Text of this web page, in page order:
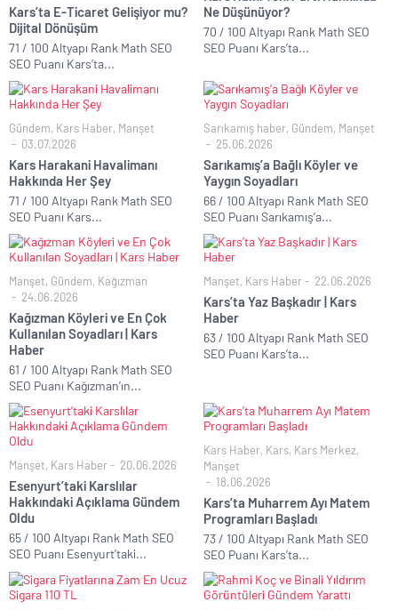
Kars’ta E-Ticaret Gelişiyor mu?
Dijital Dönüşüm
71 / 100 Altyapı Rank Math SEO
SEO Puanı Kars’ta...
Ne Düşünüyor?
70 / 100 Altyapı Rank Math SEO
SEO Puanı Kars’ta...
Gündem, Kars Haber, Manşet
03.07.2026
Kars Harakani Havalimanı
Hakkında Her Şey
71 / 100 Altyapı Rank Math SEO
SEO Puanı Kars...
Sarıkamış haber, Gündem, Manşet
25.06.2026
Sarıkamış’a Bağlı Köyler ve
Yaygın Soyadları
66 / 100 Altyapı Rank Math SEO
SEO Puanı Sarıkamış’a...
Manşet, Gündem, Kağızman
24.06.2026
Kağızman Köyleri ve En Çok
Kullanılan Soyadları | Kars
Haber
61 / 100 Altyapı Rank Math SEO
SEO Puanı Kağızman’ın...
Manşet, Kars Haber 22.06.2026
Kars’ta Yaz Başkadır | Kars
Haber
63 / 100 Altyapı Rank Math SEO
SEO Puanı Kars’ta...
Manşet, Kars Haber 20.06.2026
Esenyurt’taki Karslılar
Hakkındaki Açıklama Gündem
Oldu
65 / 100 Altyapı Rank Math SEO
SEO Puanı Esenyurt’taki...
Kars Haber, Kars, Kars Merkez,
Manşet
18.06.2026
Kars’ta Muharrem Ayı Matem
Programları Başladı
73 / 100 Altyapı Rank Math SEO
SEO Puanı Kars’ta...